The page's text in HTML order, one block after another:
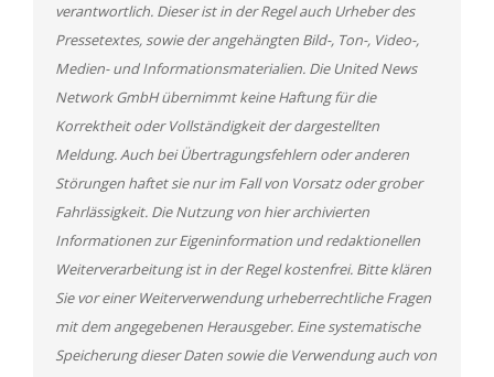
verantwortlich. Dieser ist in der Regel auch Urheber des
Pressetextes, sowie der angehängten Bild-, Ton-, Video-,
Medien- und Informationsmaterialien. Die United News
Network GmbH übernimmt keine Haftung für die
Korrektheit oder Vollständigkeit der dargestellten
Meldung. Auch bei Übertragungsfehlern oder anderen
Störungen haftet sie nur im Fall von Vorsatz oder grober
Fahrlässigkeit. Die Nutzung von hier archivierten
Informationen zur Eigeninformation und redaktionellen
Weiterverarbeitung ist in der Regel kostenfrei. Bitte klären
Sie vor einer Weiterverwendung urheberrechtliche Fragen
mit dem angegebenen Herausgeber. Eine systematische
Speicherung dieser Daten sowie die Verwendung auch von